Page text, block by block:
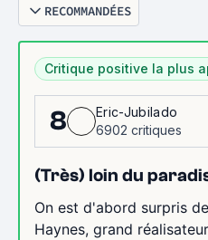
RECOMMANDÉES
Critique positive la plus
8
Eric-Jubilado
6902 critiques
(Très) loin du
On est d'abord surpris
Haynes, grand